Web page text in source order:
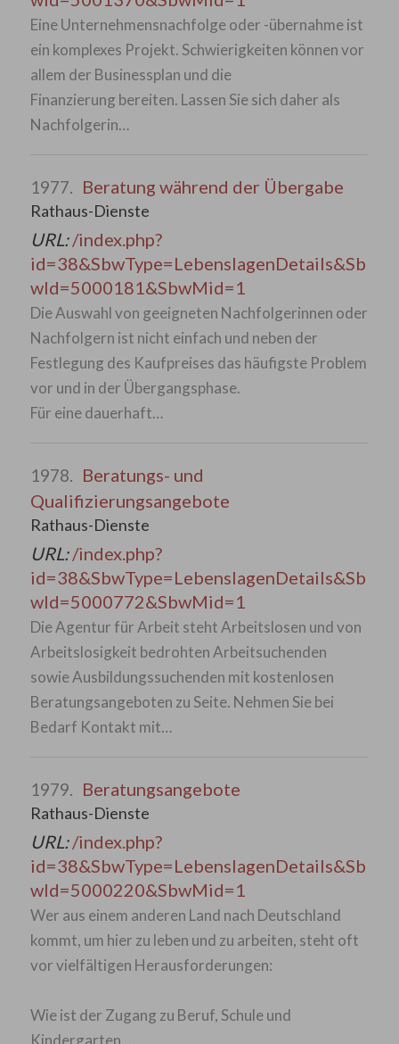
Eine Unternehmensnachfolge oder -übernahme ist
ein komplexes Projekt. Schwierigkeiten können vor
allem der Businessplan und die
Finanzierung bereiten. Lassen Sie sich daher als
Nachfolgerin…
1977. Beratung während der Übergabe
Rathaus-Dienste
URL:/index.php?
id=38&SbwType=LebenslagenDetails&Sb
wId=5000181&SbwMid=1
Die Auswahl von geeigneten Nachfolgerinnen oder
Nachfolgern ist nicht einfach und neben der
Festlegung des Kaufpreises das häufigste Problem
vor und in der Übergangsphase.
Für eine dauerhaft…
1978. Beratungs- und
Qualifizierungsangebote
Rathaus-Dienste
URL:/index.php?
id=38&SbwType=LebenslagenDetails&Sb
wId=5000772&SbwMid=1
Die Agentur für Arbeit steht Arbeitslosen und von
Arbeitslosigkeit bedrohten Arbeitsuchenden
sowie Ausbildungssuchenden mit kostenlosen
Beratungsangeboten zu Seite. Nehmen Sie bei
Bedarf Kontakt mit…
1979. Beratungsangebote
Rathaus-Dienste
URL:/index.php?
id=38&SbwType=LebenslagenDetails&Sb
wId=5000220&SbwMid=1
Wer aus einem anderen Land nach Deutschland
kommt, um hier zu leben und zu arbeiten, steht oft
vor vielfältigen Herausforderungen:
Wie ist der Zugang zu Beruf, Schule und
Kindergarten,…